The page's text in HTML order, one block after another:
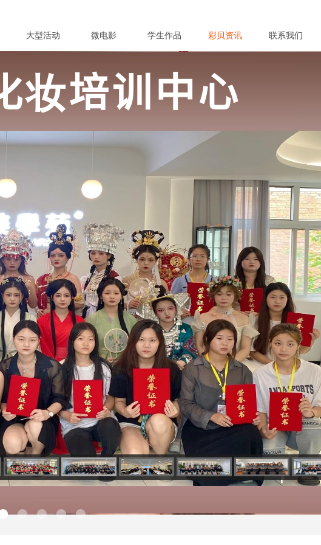
大型活动 微电影 学生作品 彩贝资讯 联系我们
妆培训中心
训 / 纹绣培训